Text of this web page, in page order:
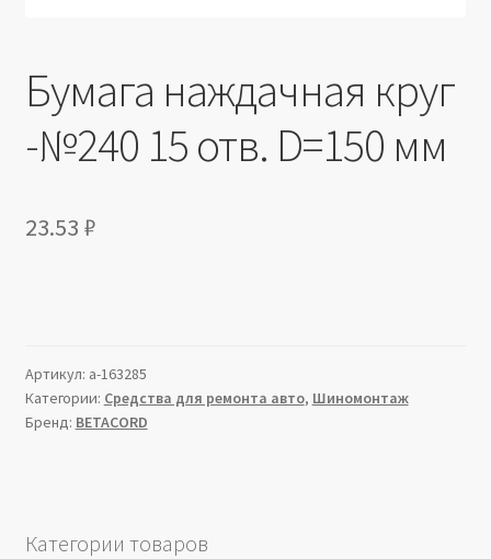
Бумага наждачная круг
-№240 15 отв. D=150 мм
23.53 ₽
Артикул: a-163285
Категории: Средства для ремонта авто, Шиномонтаж
Бренд: BETACORD
Категории товаров